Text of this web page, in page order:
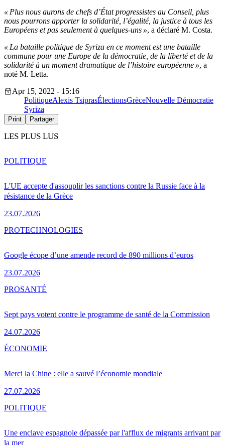
« Plus nous aurons de chefs d’État progressistes au Conseil, plus
nous pourrons apporter la solidarité, l’égalité, la justice à tous les
Européens et pas seulement à quelques-uns », a déclaré M. Costa.
« La bataille politique de Syriza en ce moment est une bataille
commune pour une Europe de la démocratie, de la liberté et de la
solidarité à un moment dramatique de l’histoire européenne », a
noté M. Letta.
Apr 15, 2022 - 15:16
PolitiqueAlexis TsiprasÉlectionsGrèceNouvelle Démocratie
Syriza
Print Partager
LES PLUS LUS
L'UE accepte d'assouplir les sanctions contre la Russie face à la
résistance de la Grèce
23.07.2026
POLITIQUE
Google écope d’une amende record de 890 millions d’euros
23.07.2026
PROTECHNOLOGIES
Sept pays votent contre le programme de santé de la Commission
24.07.2026
PROSANTÉ
Merci la Chine : elle a sauvé l’économie mondiale
27.07.2026
ÉCONOMIE
Une enclave espagnole dépassée par l'afflux de migrants arrivant par
la mer
POLITIQUE